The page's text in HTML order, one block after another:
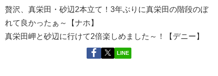
贅沢、真栄田・砂辺2本立て！3年ぶりに真栄田の階段のぼ
れて良かったぁ～【ナホ】
真栄田岬と砂辺に行けて2倍楽しめました～！【デニー】
LINE